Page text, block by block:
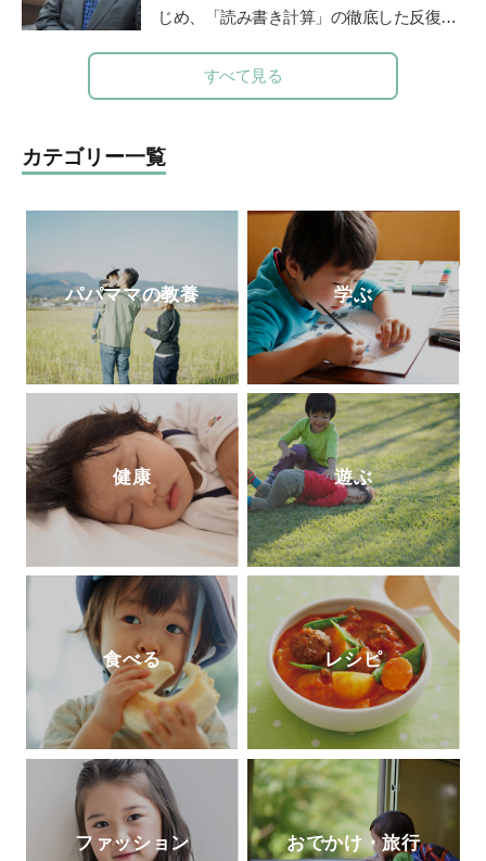
年以上続けた。『子どもへのまなざし』
——相田みつをいのちのことば』『ひとり
親でも子どもは健全に育ちます』（小学
わたる臨床経験から著したこれら数多くの
育児書は、今も多くの母親たちの厚い信頼
じめ、「読み書き計算」の徹底した反復学
の学力を驚異的に向上させた。その指導法
である「陰山メソッド」は、教育者、保護
材かした『徹底反復シリーズ』は、総計77
0万部の大ベストセラーとなっている。現
在、YouTube『陰山英男公式チャンネル』
で授業や講演を公開して注目を集めてい
http://kageyamahideo.com/
すべて見る
カテゴリー一覧
パパママの教養 学ぶ
健康 遊ぶ
食べる レシピ
ファッション
おでかけ・旅行